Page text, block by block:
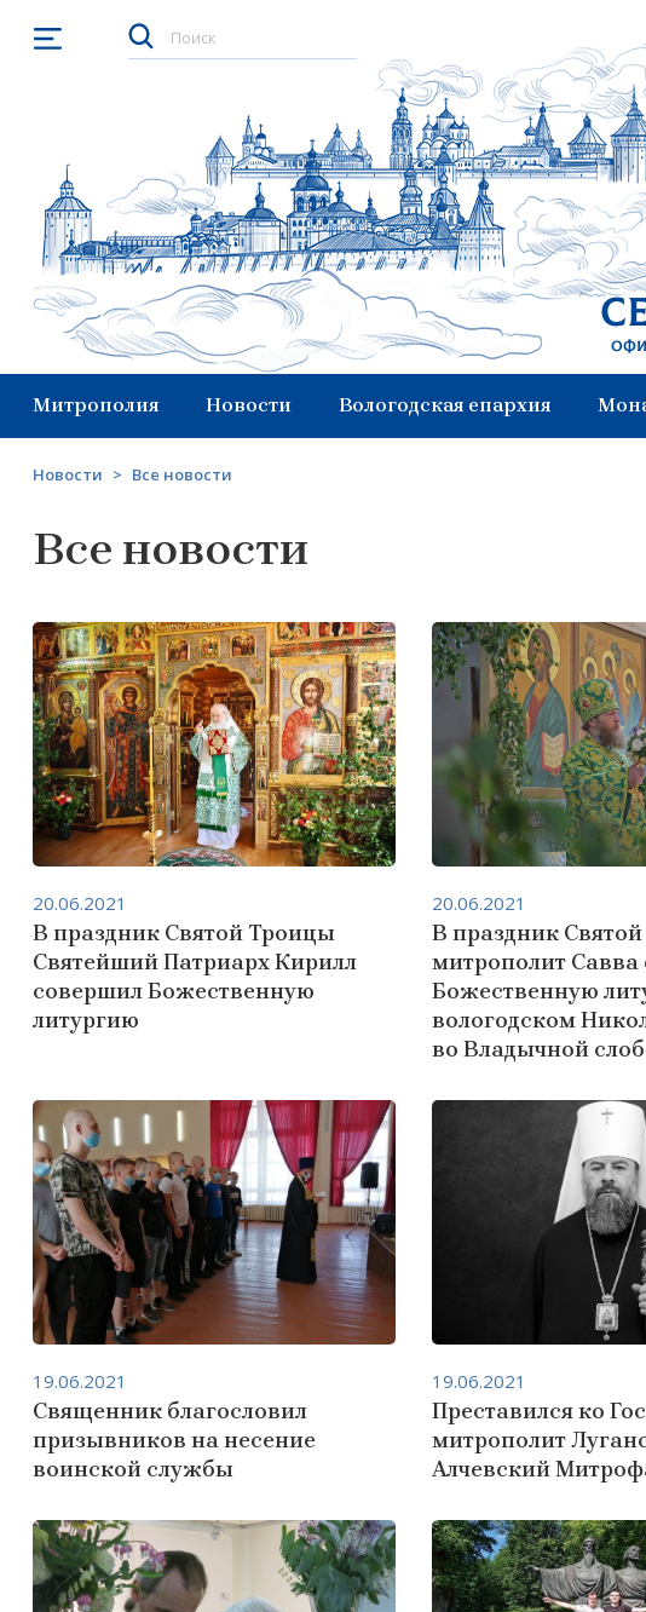
Открыть меню
Митрополия Новости Вологодская епархия
Новости > Все новости
Все новости
В праздник Святой Троицы
Святейший Патриарх Кирилл
совершил Божественную
литургию
20.06.2021
В праздник
митрополит
Божественную
вологодском
во Владычной
20.06.2021
Священник благословил
призывников на несение
воинской службы
19.06.2021
Преставился ко
митрополит
Алчевский
19.06.2021